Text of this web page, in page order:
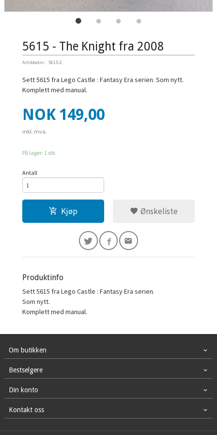
5615 - The Knight fra 2008
Artikkelnr.: 5615-2
Sett 5615 fra Lego Castle : Fantasy Era serien. Som nytt.
Komplett med manual.
Pris
NOK 149,00
inkl. mva.
På lager: 1 stk.
Antall
Kjøp Ønskeliste
Produktinfo
Sett 5615 fra Lego Castle : Fantasy Era serien.
Som nytt.
Komplett med manual.
Om butikken
Bestselgere
Din konto
Kontakt oss